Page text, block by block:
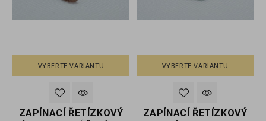
VYBERTE VARIANTU
ZAPÍNACÍ ŘETÍZKOVÝ
VYBERTE VARIANTU
ZAPÍNACÍ ŘETÍZKOVÝ